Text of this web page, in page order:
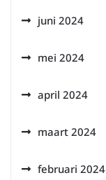
juni 2024
mei 2024
april 2024
maart 2024
februari 2024